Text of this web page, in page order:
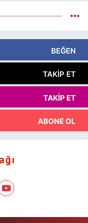
BEĞEN
TAKIP ET
TAKIP ET
ABONE OL